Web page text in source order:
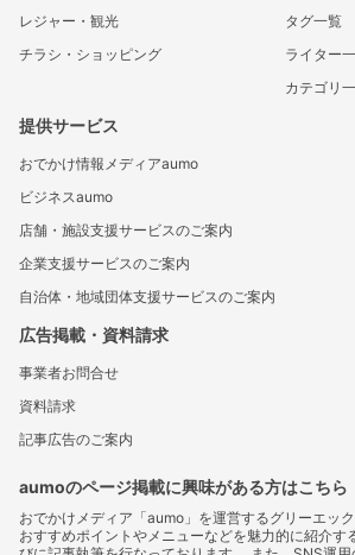
レジャー・観光
チラシ・ショッピング
タグ一覧
ライター
カテゴリ
提供サービス
おでかけ情報メディアaumo
ビジネスaumo
店舗・施設支援サービスのご案内
企業支援サービスのご案内
自治体・地域団体支援サービスのご案内
広告掲載・資料請求
事業者お問合せ
資料請求
記事広告のご案内
aumoのページ掲載に興味がある方はこちら
おでかけメディア「aumo」を運営するグリーエッ
おすすめポイントやメニューなどを魅力的に紹介す